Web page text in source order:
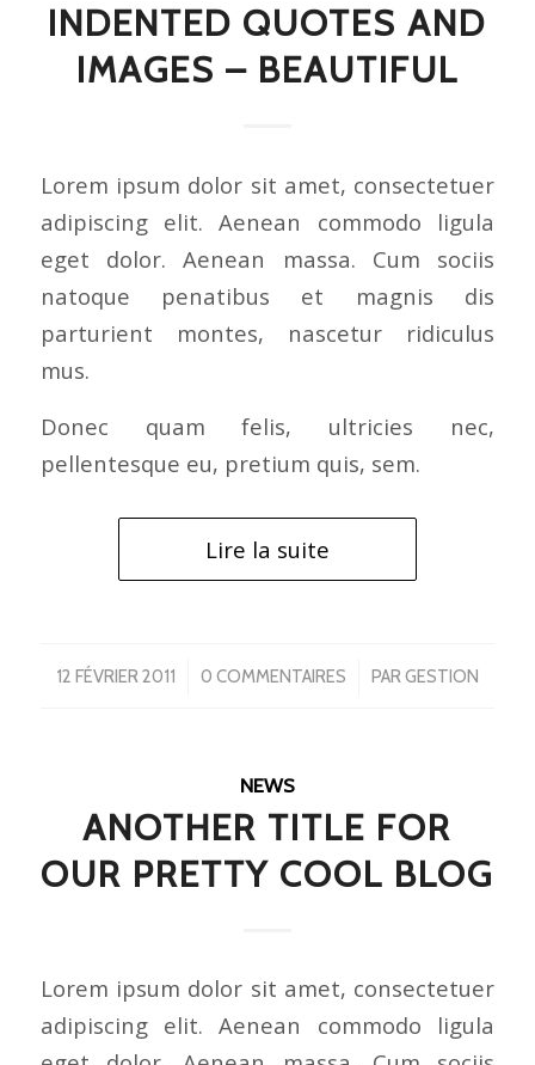
INDENTED QUOTES AND
IMAGES – BEAUTIFUL
Lorem ipsum dolor sit amet, consectetuer
adipiscing elit. Aenean commodo ligula
eget dolor. Aenean massa. Cum sociis
natoque penatibus et magnis dis
parturient montes, nascetur ridiculus
mus.
Donec quam felis, ultricies nec,
pellentesque eu, pretium quis, sem.
Lire la suite
12 FÉVRIER 2011
/ 0 COMMENTAIRES
/ PAR GESTION
NEWS
ANOTHER TITLE FOR
OUR PRETTY COOL BLOG
Lorem ipsum dolor sit amet, consectetuer
adipiscing elit. Aenean commodo ligula